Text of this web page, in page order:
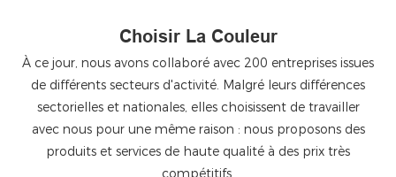
Choisir La Couleur
À ce jour, nous avons collaboré avec 200 entreprises issues
de différents secteurs d'activité. Malgré leurs différences
sectorielles et nationales, elles choisissent de travailler
avec nous pour une même raison : nous proposons des
produits et services de haute qualité à des prix très
compétitifs.